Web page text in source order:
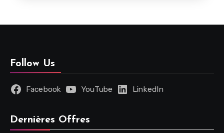
Follow Us
Facebook YouTube LinkedIn
Dernières Offres